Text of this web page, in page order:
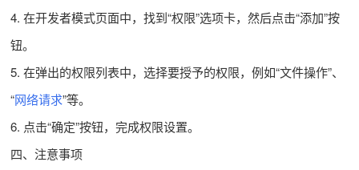
4. 在开发者模式页面中，找到“权限”选项卡，然后点击“添加”按
钮。
5. 在弹出的权限列表中，选择要授予的权限，例如“文件操作”、
“网络请求”等。
6. 点击“确定”按钮，完成权限设置。
四、注意事项